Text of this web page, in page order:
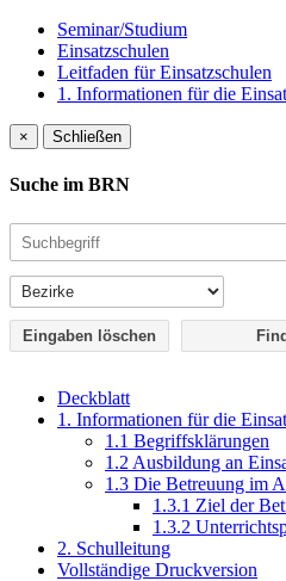
Seminar/Studium
Einsatzschulen
Leitfaden für Einsatzschulen
1. Informationen für die
× Schließen
Suche im BRN
Eingaben löschen
Deckblatt
1. Informationen für die
1.1 Begriffsklärungen
1.2 Ausbildung an
1.3 Die Betreuung im
1.3.1 Ziel der
1.3.2
2. Schulleitung
Vollständige Druckversion